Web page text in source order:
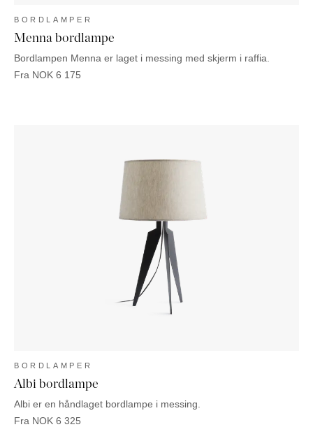
BORDLAMPER
Menna bordlampe
Bordlampen Menna er laget i messing med skjerm i raffia.
Fra NOK 6 175
BORDLAMPER
Albi bordlampe
Albi er en håndlaget bordlampe i messing.
Fra NOK 6 325